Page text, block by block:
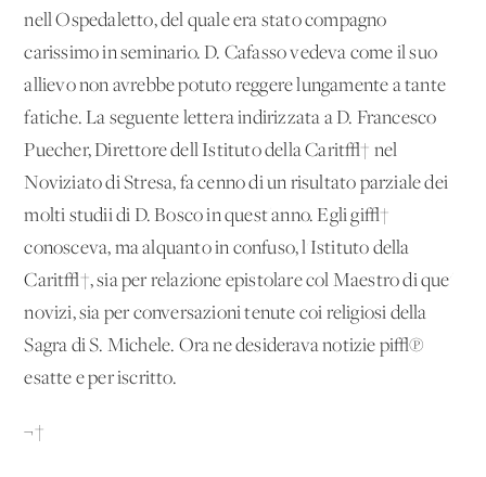
nell'Ospedaletto, del quale era stato compagno
carissimo in seminario. D. Cafasso vedeva come il suo
allievo non avrebbe potuto reggere lungamente a tante
fatiche. La seguente lettera indirizzata a D. Francesco
Puecher, Direttore dell'Istituto della Carit√† nel
Noviziato di Stresa, fa cenno di un risultato parziale dei
molti studii di D. Bosco in quest'anno. Egli gi√†
conosceva, ma alquanto in confuso, l'Istituto della
Carit√†, sia per relazione epistolare col Maestro di que'
novizi, sia per conversazioni tenute coi religiosi della
Sagra di S. Michele. Ora ne desiderava notizie pi√π
esatte e per iscritto.
¬†